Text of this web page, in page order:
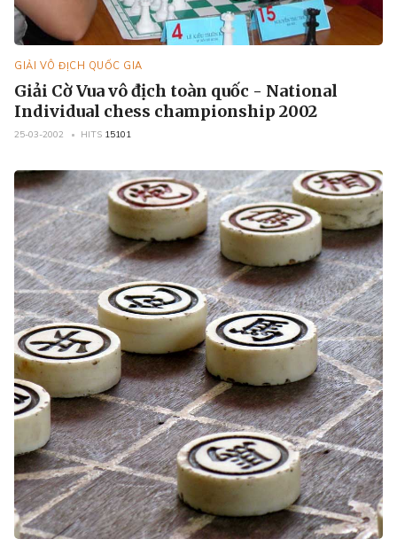
GIẢI VÔ ĐỊCH QUỐC GIA
Giải Cờ Vua vô địch toàn quốc - National
Individual chess championship 2002
25-03-2002 HITS 15101